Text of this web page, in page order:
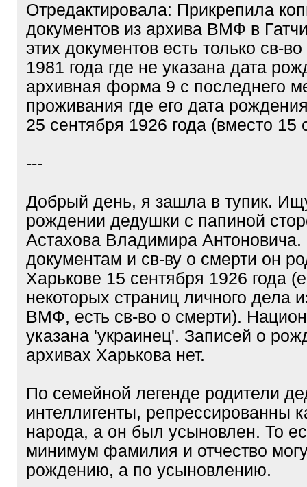
Отредактировала: Прикрепила
документов из архива ВМФ в
этих документов есть только св-
1981 года где не указана дата
архивная форма 9 с последнего
проживания где его дата
25 сентября 1926 года (вместо 15
---
Добрый день, я зашла в тупик.
рождении дедушки с папиной
Астахова Владимира
документам и св-ву о смерти он
Харькове 15 сентября 1926 года
некоторых страниц личного дела
ВМФ, есть св-во о смерти).
указана 'украинец'. Записей о
архивах Харькова нет.
По семейной легенде родители
интеллигенты, репрессированны
народа, а он был усыновлен. То
минимум фамилия и отчество
рождению, а по усыновлению.